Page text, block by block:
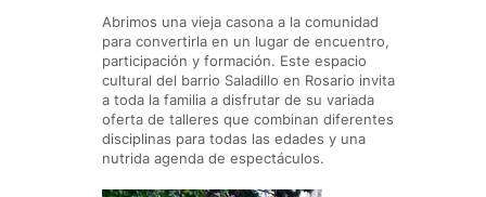
Abrimos una vieja casona a la comunidad
para convertirla en un lugar de encuentro,
participación y formación. Este espacio
cultural del barrio Saladillo en Rosario invita
a toda la familia a disfrutar de su variada
oferta de talleres que combinan diferentes
disciplinas para todas las edades y una
nutrida agenda de espectáculos.